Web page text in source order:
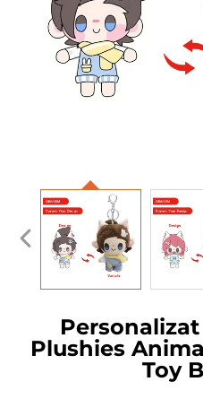
Plushies
Toy